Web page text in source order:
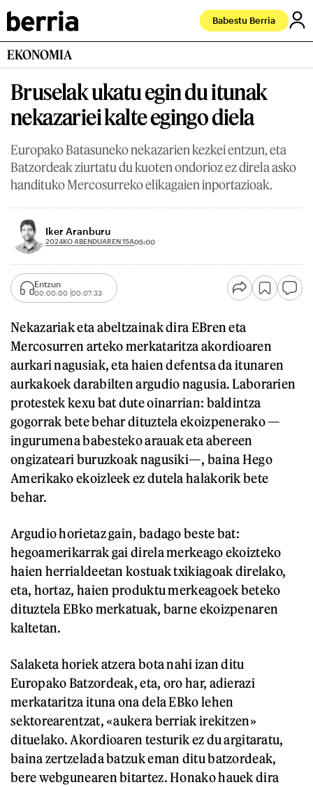
Babestu Berria
EKONOMIA
Bruselak ukatu egin du itunak
nekazariei kalte egingo diela
Europako Batasuneko nekazarien kezkei entzun, eta
Batzordeak ziurtatu du kuoten ondorioz ez direla asko
handituko Mercosurreko elikagaien inportazioak.
Iker Aranburu
2024KO ABENDUAREN 15A05:00
Entzun
00:00:00 00:07:33
Nekazariak eta abeltzainak dira EBren eta
Mercosurren arteko merkataritza akordioaren
aurkari nagusiak, eta haien defentsa da itunaren
aurkakoek darabilten argudio nagusia. Laborarien
protestek kexu bat dute oinarrian: baldintza
gogorrak bete behar dituztela ekoizpenerako —
ingurumena babesteko arauak eta abereen
ongizateari buruzkoak nagusiki—, baina Hego
Amerikako ekoizleek ez dutela halakorik bete
behar.
Argudio horietaz gain, badago beste bat:
hegoamerikarrak gai direla merkeago ekoizteko
haien herrialdeetan kostuak txikiagoak direlako,
eta, hortaz, haien produktu merkeagoek beteko
dituztela EBko merkatuak, barne ekoizpenaren
kaltetan.
Salaketa horiek atzera bota nahi izan ditu
Europako Batzordeak, eta, oro har, adierazi
merkataritza ituna ona dela EBko lehen
sektorearentzat, «aukera berriak irekitzen»
dituelako. Akordioaren testurik ez du argitaratu,
baina zertzelada batzuk eman ditu batzordeak,
bere webgunearen bitartez. Honako hauek dira